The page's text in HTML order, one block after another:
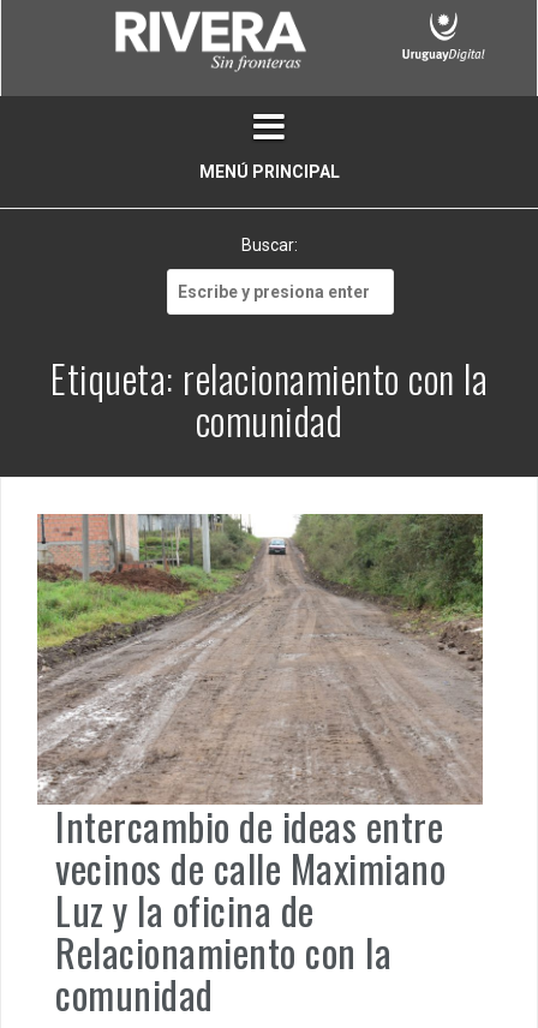
MENÚ PRINCIPAL
Buscar:
Etiqueta: relacionamiento con la
comunidad
Intercambio de ideas entre
vecinos de calle Maximiano
Luz y la oficina de
Relacionamiento con la
comunidad